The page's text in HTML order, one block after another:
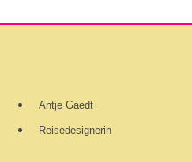
Antje Gaedt
Reisedesignerin